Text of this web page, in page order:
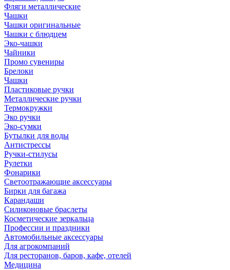
Фляги металлические
Чашки
Чашки оригинальные
Чашки с блюдцем
Эко-чашки
Чайники
Промо сувениры
Брелоки
Чашки
Пластиковые ручки
Металлические ручки
Термокружки
Эко ручки
Эко-сумки
Бутылки для воды
Антистрессы
Ручки-стилусы
Рулетки
Фонарики
Светоотражающие аксессуары
Бирки для багажа
Карандаши
Силиконовые браслеты
Косметические зеркальца
Профессии и праздники
Автомобильные аксессуары
Для агрокомпаний
Для ресторанов, баров, кафе, отелей
Медицина